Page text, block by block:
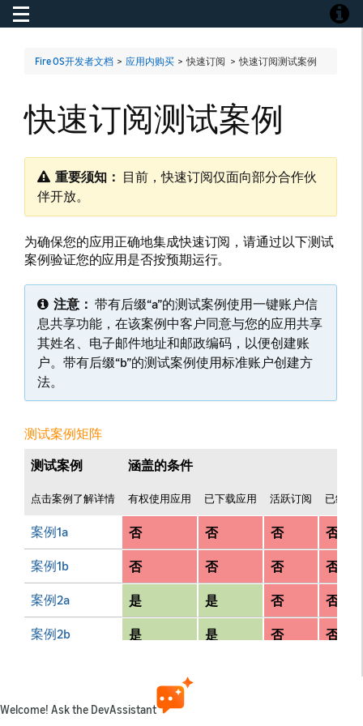
Toggle navigation
Fire OS开发者文档 > 应用内购买 > 快速订阅 >快速订阅测试案例
快速订阅测试案例
重要须知： 目前，快速订阅仅面向部分合作伙
伴开放。
为确保您的应用正确地集成快速订阅，请通过以下测试
案例验证您的应用是否按预期运行。
注意： 带有后缀“a”的测试案例使用一键账户信
息共享功能，在该案例中客户同意与您的应用共享
其姓名、电子邮件地址和邮政编码，以便创建账
户。带有后缀“b”的测试案例使用标准账户创建方
法。
测试案例矩阵
测试案例
涵盖的条件
点击案例了解详情 有权使用应用 已下载应用 活跃订阅 已经登
案例1a 否 否 否 否
案例1b 否 否 否 否
案例2a 是 是 否 否
案例2b 是 是 否 否
案例3b 是
Welcome! Ask the DevAssistant